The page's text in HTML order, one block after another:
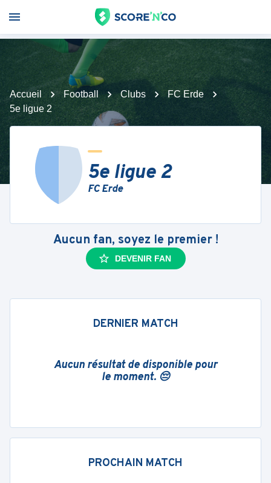
Accueil Football Clubs
FC Erde
5e ligue 2
5e ligue 2
FC Erde
Aucun fan, soyez le premier !
DEVENIR FAN
DERNIER MATCH
Aucun résultat de disponible pour
le moment. 😔
PROCHAIN MATCH